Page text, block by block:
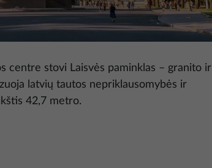
centre stovi Laisvės paminklas – granito ir
latvių tautos nepriklausomybės ir
42,7 metro.